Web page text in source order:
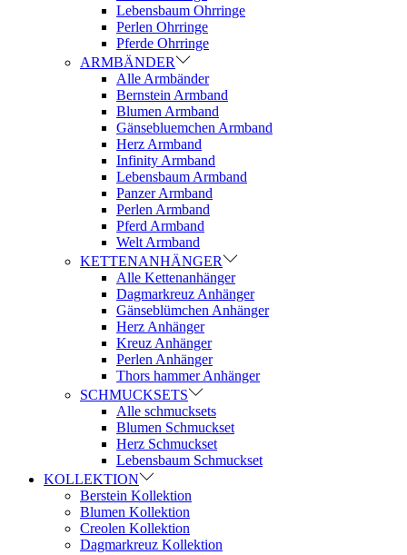
Lebensbaum Ohrringe
Perlen Ohrringe
Pferde Ohrringe
ARMBÄNDER
Alle Armbänder
Bernstein Armband
Blumen Armband
Gänsebluemchen Armband
Herz Armband
Infinity Armband
Lebensbaum Armband
Panzer Armband
Perlen Armband
Pferd Armband
Welt Armband
KETTENANHÄNGER
Alle Kettenanhänger
Dagmarkreuz Anhänger
Gänseblümchen Anhänger
Herz Anhänger
Kreuz Anhänger
Perlen Anhänger
Thors hammer Anhänger
SCHMUCKSETS
Alle schmucksets
Blumen Schmuckset
Herz Schmuckset
Lebensbaum Schmuckset
KOLLEKTION
Berstein Kollektion
Blumen Kollektion
Creolen Kollektion
Dagmarkreuz Kollektion